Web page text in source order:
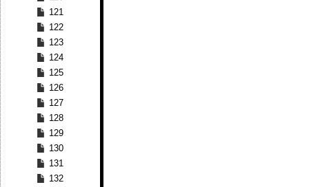
121
122
123
124
125
126
127
128
129
130
131
132